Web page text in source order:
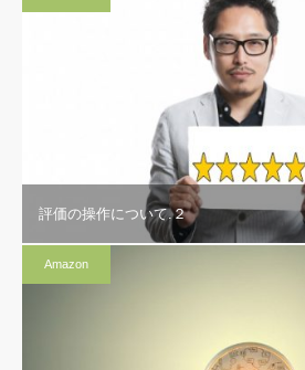
評価の操作について.２
Amazon